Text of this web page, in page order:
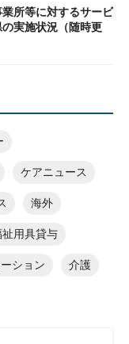
業所等に対するサービ
実施状況（随時更
ケアニュース
海外
祉用具貸与
ション 介護